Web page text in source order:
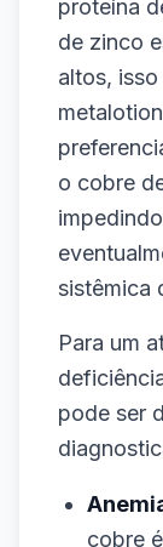
proteína
de zinco
altos,
o cobre
sistêmica
Para um
pode ser
cobre